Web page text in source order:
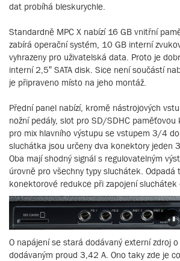
dat probíhá bleskurychle.
Standardně MPC X nabízí 16 GB vnitřní
zabírá operační systém, 10 GB interní
vyhrazeny pro uživatelská data. Proto je
interní 2,5” SATA disk. Sice není součástí
je připraveno místo na jeho montáž.
Přední panel nabízí, kromě nástrojových
nožní pedály, slot pro SD/SDHC
pro mix hlavního výstupu se vstupem 3/4
sluchátka jsou určeny dva konektory jeden
Oba mají shodný signál s regulovatelným
úrovně pro všechny typy sluchátek.
konektorové redukce při zapojení sluchátek
O napájení se stará dodávaný externí zdroj
dodávaným proud 3,42 A. Ono taky zde je